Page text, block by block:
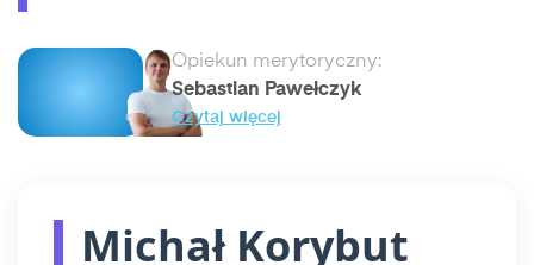
Opiekun merytoryczny:
Sebastian Pawełczyk
Czytaj więcej
Michał Korybut